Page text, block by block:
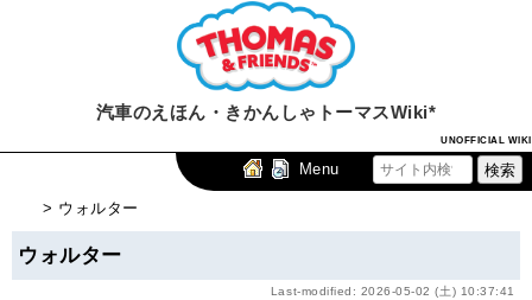
汽車のえほん・きかんしゃトーマスWiki*
UNOFFICIAL WIKI
Menu
> ウォルター
ウォルター
Last-modified: 2026-05-02 (土) 10:37:41